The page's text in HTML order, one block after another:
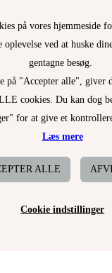
på vores hjemmeside
oplevelse ved at huske
gentagne besøg.
på "Accepter alle", giver
cookies. Du kan dog
for at give et
Læs mere
ALLE
Cookie indstillinger